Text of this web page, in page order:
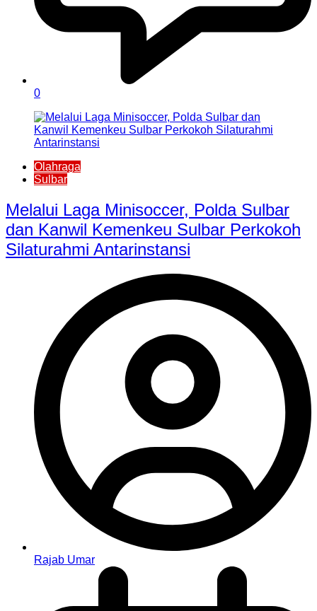
0
Olahraga
Sulbar
Melalui Laga Minisoccer, Polda Sulbar
dan Kanwil Kemenkeu Sulbar Perkokoh
Silaturahmi Antarinstansi
Rajab Umar